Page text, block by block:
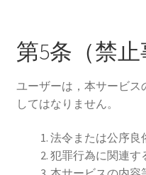
第5条（禁止
ユーザーは，本サービ
してはなりません。
法令または公序良
犯罪行為に関連す